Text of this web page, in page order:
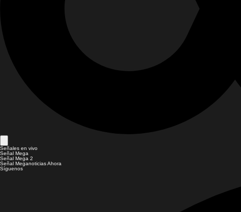
Señales en vivo
Señal Mega
Señal Mega 2
Señal Meganoticias Ahora
Síguenos